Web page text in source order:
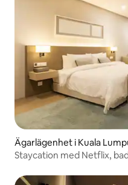
Ägarlägenhet i Kuala
Staycation med Netflix,